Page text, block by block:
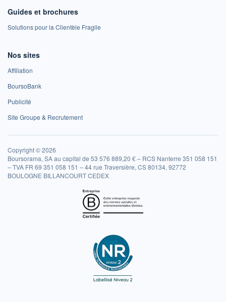
Guides et brochures
Solutions pour la Clientèle Fragile
Nos sites
Affiliation
BoursoBank
Publicité
Site Groupe & Recrutement
Copyright © 2026
Boursorama, SA au capital de 53 576 889,20 € – RCS Nanterre 351 058 151
– TVA FR 69 351 058 151 – 44 rue Traversière, CS 80134, 92772
BOULOGNE BILLANCOURT CEDEX